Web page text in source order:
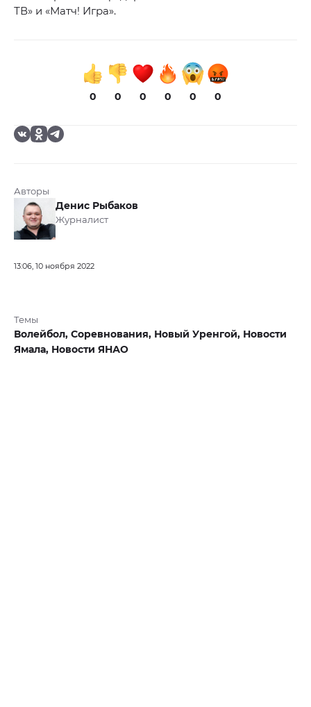
ТВ» и «Матч! Игра».
0 0 0 0 0 0
Авторы
Денис Рыбаков
Журналист
13:06, 10 ноября 2022
Темы
Волейбол, Соревнования, Новый Уренгой, Новости
Ямала, Новости ЯНАО